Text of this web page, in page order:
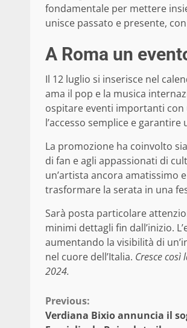
fondamentale per mettere
unisce passato e presente,
A Roma un
Il 12 luglio si inserisce nel
ama il pop e la musica
ospitare eventi importanti
l’accesso semplice e garantire
La promozione ha coinvolto
di fan e agli appassionati di
un’artista ancora amatissimo
trasformare la serata in una
Sarà posta particolare
minimi dettagli fin dall’inizio.
aumentando la visibilità di
nel cuore dell’Italia. Cresce
2024.
Continue
Previous:
Verdiana Bixio annuncia il